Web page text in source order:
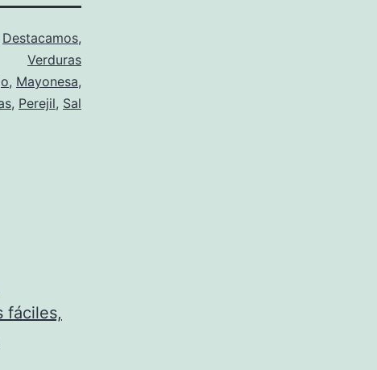
Destacamos,
Verduras
, Mayonesa,
, Perejil, Sal
fáciles,